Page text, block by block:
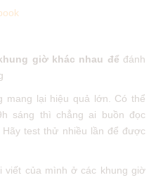
giờ khác nhau để đánh
mang lại hiệu quả lớn. Có thể
sáng thì chẳng ai buồn đọc
test thử nhiều lần để được
viết của mình ở các khung giờ